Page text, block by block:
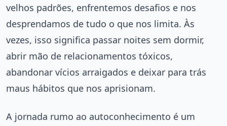
velhos padrões, enfrentemos desafios e nos
desprendamos de tudo o que nos limita. Às
vezes, isso significa passar noites sem dormir,
abrir mão de relacionamentos tóxicos,
abandonar vícios arraigados e deixar para trás
maus hábitos que nos aprisionam.
A jornada rumo ao autoconhecimento é um